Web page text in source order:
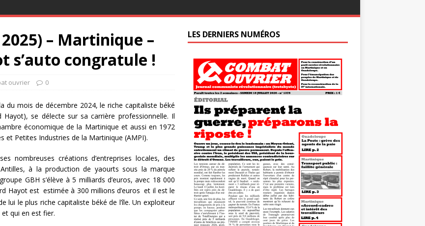
– Martinique –
s’auto congratule !
ouvrier 0
du mois de décembre 2024, le riche capitaliste béké
se délecte sur sa carrière professionnelle. Il
économique de la Martinique et aussi en 1972
et Petites Industries de la Martinique (AMPI).
nombreuses créations d’entreprises locales, des
à la production de yaourts sous la marque
GBH s’élève à 5 milliards d’euros, avec 18 000
Hayot est estimée à 300 millions d’euros et il est le
lui le plus riche capitaliste béké de l’île. Un exploiteur
qui en est fier.
LES DERNIERS NUMÉROS